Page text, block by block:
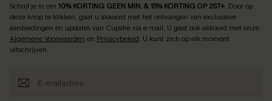
Schrijf je in om 10% KORTING GEEN MIN. & 15% KORTING OP 2ST+. Door op
deze knop te klikken, gaat u akkoord met het ontvangen van exclusieve
aanbiedingen en updates van Cupshe via e-mail. U gaat ook akkoord met onze
Algemene Voorwaarden en Privacybeleid. U kunt zich op elk moment
uitschrijven.